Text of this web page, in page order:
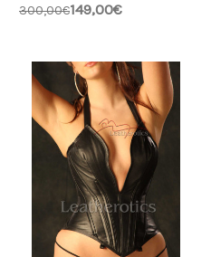
300,00€149,00€